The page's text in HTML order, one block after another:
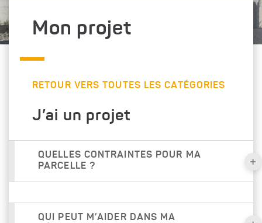
Mon projet
RETOUR VERS TOUTES LES CATÉGORIES
J’ai un projet
QUELLES CONTRAINTES POUR MA
PARCELLE ?
QUI PEUT M’AIDER DANS MA